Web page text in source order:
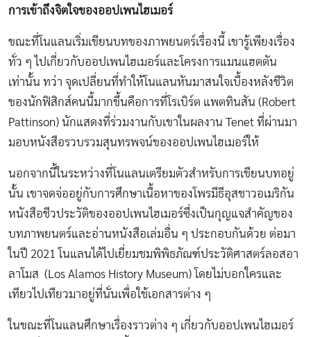
การเข้าถึงจิตใจของออปเพนไฮเมอร์
ขณะที่โนแลนเริ่มเขียนบทของภาพยนตร์เรื่องนี้ เขารู้เพียงเรื่อง
ทั่ว ๆ ไปเกี่ยวกับออปเพนไฮเมอร์และโครงการแมนแฮตตัน
เท่านั้น ทว่า จุดเปลี่ยนที่ทำให้โนแลนหันมาสนใจเบื้องหลังชีวิต
ของนักฟิสิกส์คนนี้มากขึ้นคือการที่โรเบิร์ต แพตทินสัน (Robert
Pattinson) นักแสดงที่ร่วมงานกับเขาในผลงาน Tenet ที่ผ่านมา
มอบหนังสือรวบรวมสุนทรพจน์ของออปเพนไฮเมอร์ให้
นอกจากนี้ในระหว่างที่โนแลนเตรียมตัวสำหรับการเขียนบทอยู่
นั้น เขาจดจ่ออยู่กับการศึกษาเนื้อหาของโพรมีธีอุสชาวอเมริกัน
หนังสือชีวประวัติของออปเพนไฮเมอร์ซึ่งเป็นกุญแจสำคัญของ
บทภาพยนตร์และอ่านหนังสือเล่มอื่น ๆ ประกอบกันด้วย ต่อมา
ในปี 2021 โนแลนได้ไปเยี่ยมชมพิพิธภัณฑ์ประวัติศาสตร์ลอสอา
ลาโมส (Los Alamos History Museum) โดยไม่บอกใครและ
เทียวไปเทียวมาอยู่ที่นั่นเพื่อใช้เอกสารต่าง ๆ
ในขณะที่โนแลนศึกษาเรื่องราวต่าง ๆ เกี่ยวกับออปเพนไฮเมอร์